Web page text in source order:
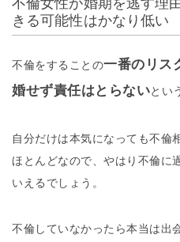
きる可能性はかなり低い
不倫をすることの一番のリス
婚せず責任はとらないとい
自分だけは本気になっても不倫
ほとんどなので、やはり不倫に
いえるでしょう。
不倫していなかったら本当は出